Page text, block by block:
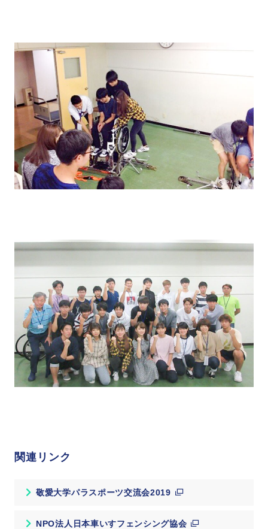
関連リンク
敬愛大学パラスポーツ交流会2019
NPO法人日本車いすフェンシング協会